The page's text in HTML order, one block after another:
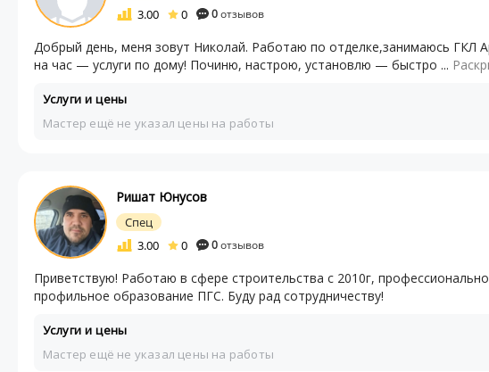
3.00
0 0отзывов
Добрый день, меня зовут Николай. Работаю по отделке,занимаюсь ГКЛ
на час — услуги по дому! Починю, настрою, установлю — быстро ...
Услуги и цены
Мастер ещё не указал цены на работы
Ришат Юнусов
Спец
3.00
0 0отзывов
Приветствую! Работаю в сфере строительства с 2010г,
профильное образование ПГС. Буду рад сотрудничеству!
Услуги и цены
Мастер ещё не указал цены на работы